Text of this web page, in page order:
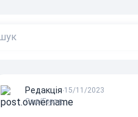
Редакцiя∙15/11/2023
Сад/Город